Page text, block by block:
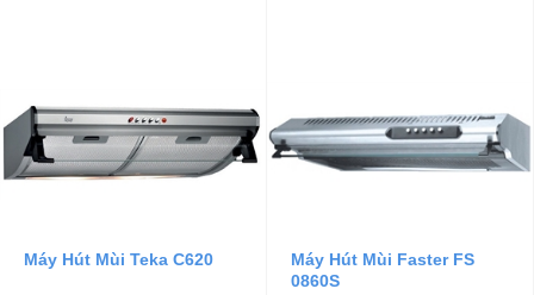
Máy Hút Mùi Teka C620
Máy Hút Mùi Faster FS
0860S